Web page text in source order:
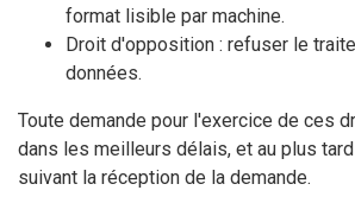
format lisible par machine.
Droit d'opposition : refuser le
données.
Toute demande pour l'exercice de ces
dans les meilleurs délais, et au plus
suivant la réception de la demande.